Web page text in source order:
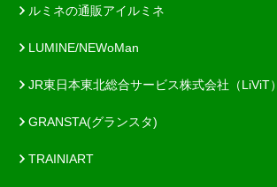
ルミネの通販アイルミネ
LUMINE/NEWoMan
JR東日本東北総合サービス株式会社（LiViT）
GRANSTA(グランスタ)
TRAINIART